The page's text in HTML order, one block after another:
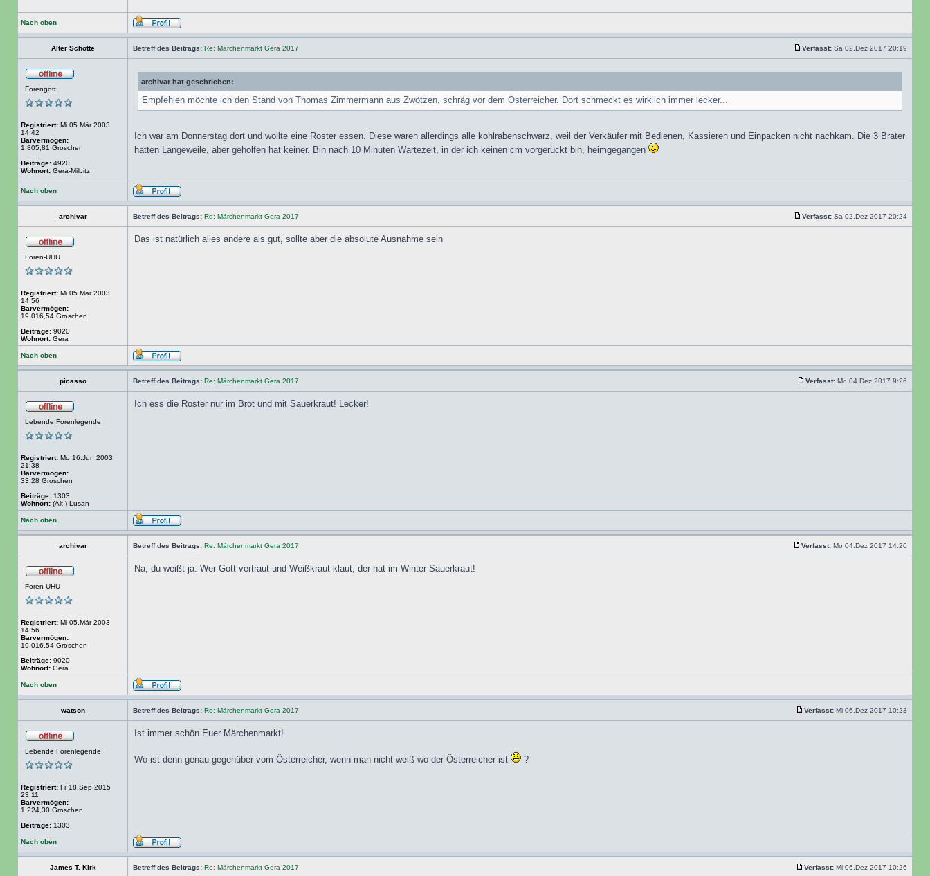
Nach oben
Alter Schotte Betreff des Beitrags: Re: Märchenmarkt Gera 2017 Verfasst: Sa 02.Dez 2017 20:19
Forengott
Registriert: Mi 05.Mär 2003
14:42
Barvermögen:
1.805,81 Groschen
Beiträge: 4920
Wohnort: Gera-Milbitz
archivar hat geschrieben:
Empfehlen möchte ich den Stand von Thomas Zimmermann aus Zwötzen, schräg vor dem Österreicher. Dort schmeckt es wirklich immer lecker...
Ich war am Donnerstag dort und wollte eine Roster essen. Diese waren allerdings alle kohlrabenschwarz, weil der Verkäufer mit Bedienen, Kassieren und Einpacken nicht nachkam. Die 3 Brater
hatten Langeweile, aber geholfen hat keiner. Bin nach 10 Minuten Wartezeit, in der ich keinen cm vorgerückt bin, heimgegangen
Nach oben
archivar Betreff des Beitrags: Re: Märchenmarkt Gera 2017 Verfasst: Sa 02.Dez 2017 20:24
Foren-UHU
Registriert: Mi 05.Mär 2003
14:56
Barvermögen:
19.016,54 Groschen
Beiträge: 9020
Wohnort: Gera
Das ist natürlich alles andere als gut, sollte aber die absolute Ausnahme sein
Nach oben
picasso Betreff des Beitrags: Re: Märchenmarkt Gera 2017 Verfasst: Mo 04.Dez 2017 9:26
Lebende Forenlegende
Registriert: Mo 16.Jun 2003
21:38
Barvermögen:
33,28 Groschen
Beiträge: 1303
Wohnort: (Alt-) Lusan
Ich ess die Roster nur im Brot und mit Sauerkraut! Lecker!
Nach oben
archivar Betreff des Beitrags: Re: Märchenmarkt Gera 2017 Verfasst: Mo 04.Dez 2017 14:20
Foren-UHU
Registriert: Mi 05.Mär 2003
14:56
Barvermögen:
19.016,54 Groschen
Beiträge: 9020
Wohnort: Gera
Na, du weißt ja: Wer Gott vertraut und Weißkraut klaut, der hat im Winter Sauerkraut!
Nach oben
watson Betreff des Beitrags: Re: Märchenmarkt Gera 2017 Verfasst: Mi 06.Dez 2017 10:23
Lebende Forenlegende
Registriert: Fr 18.Sep 2015
23:11
Barvermögen:
1.224,30 Groschen
Beiträge: 1303
Ist immer schön Euer Märchenmarkt!
Wo ist denn genau gegenüber vom Österreicher, wenn man nicht weiß wo der Österreicher ist ?
Nach oben
James T. Kirk Betreff des Beitrags: Re: Märchenmarkt Gera 2017 Verfasst: Mi 06.Dez 2017 10:26